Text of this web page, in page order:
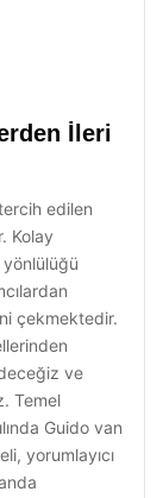
İleri
edilen
Kolay
çekmektedir.
ve
Temel
Guido van
yorumlayıcı